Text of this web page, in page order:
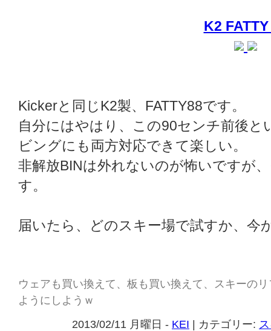
K2
Kickerと同じK2製、FATTY88です。
自分にはやはり、この90センチ前後
ビングにも両方対応できて楽しい。
非解放BINは外れないのが怖いですが
す。
届いたら、どのスキー場で試すか、今
ウェアも買い換えて、板も買い換えて、スキーの
ようにしようｗ
2013/02/11 月曜日 - KEI | カテゴリー: